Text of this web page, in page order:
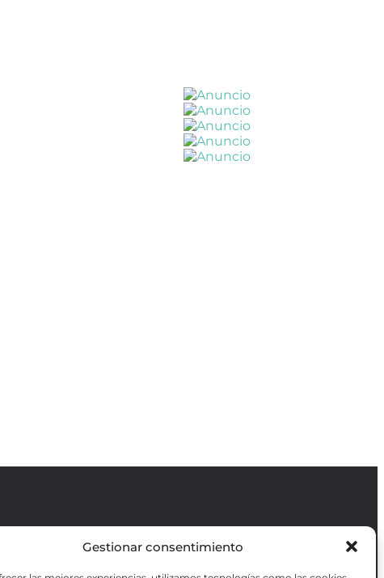
Gestionar consentimiento
Revista GODOT
es una revista